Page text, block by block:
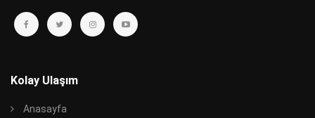
Kolay Ulaşım
Anasayfa